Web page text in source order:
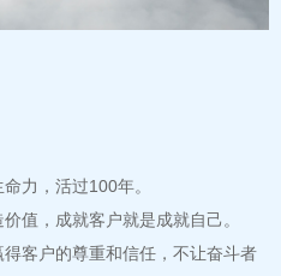
力，活过100年。
值，成就客户就是成就自己。
客户的尊重和信任，不让奋斗者